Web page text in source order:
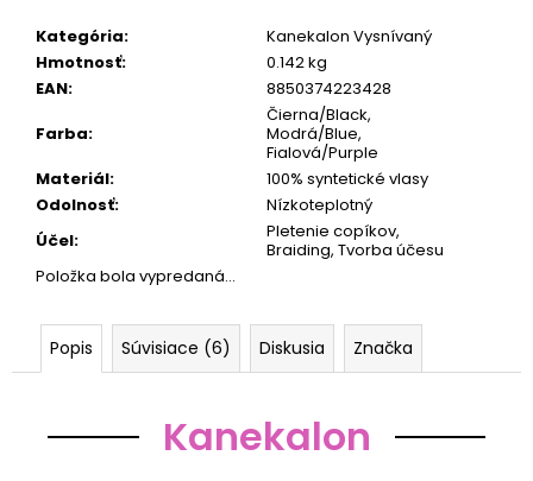
Kategória:
Kanekalon Vysnívaný
Hmotnosť:
0.142 kg
EAN:
8850374223428
Farba:
Čierna/Black,
Modrá/Blue,
Fialová/Purple
Materiál:
100% syntetické vlasy
Odolnosť:
Nízkoteplotný
Účel:
Pletenie copíkov,
Braiding, Tvorba účesu
Položka bola vypredaná…
Popis Súvisiace (6) Diskusia Značka
Kanekalon